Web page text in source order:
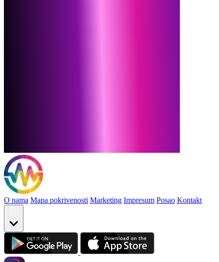
O nama Mapa pokrivenosti Marketing Impresum Posao Kontakt